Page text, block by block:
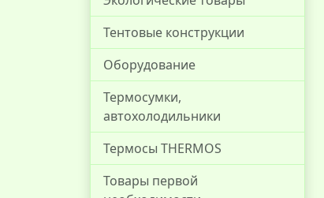
Тентовые конструкции
Оборудование
Термосумки,
автохолодильники
Термосы THERMOS
Товары первой